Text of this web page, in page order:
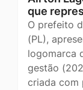
que
O prefeito
(PL),
logomarca
gestão
criada com